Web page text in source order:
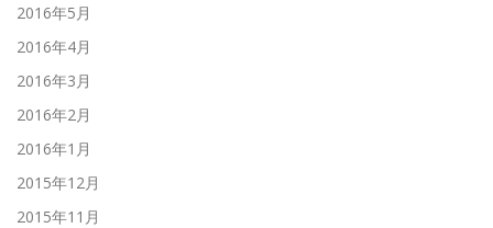
2016年5月
2016年4月
2016年3月
2016年2月
2016年1月
2015年12月
2015年11月